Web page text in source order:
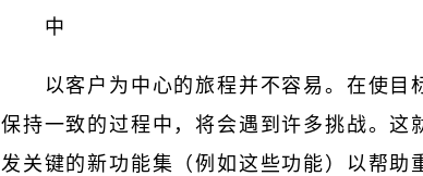
中
以客户为中心的旅程并不容易。在使目
保持一致的过程中，将会遇到许多挑战。这
发关键的新功能集（例如这些功能）以帮助